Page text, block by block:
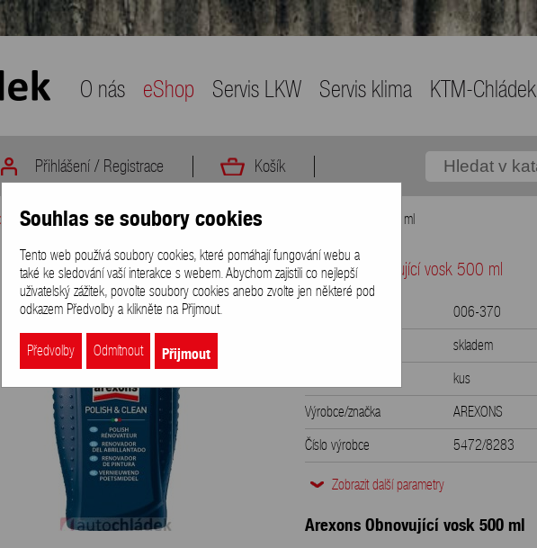
O nás eShop Servis LKW Servis klima KTM-Chládek
Přihlášení / Registrace Košík
>Autokosmetika - exteriér> Leštěnky a vosky>Arexons Obnovující vosk 500 ml
Arexons Obnovující vosk 500 ml
006-370
skladem
kus
Výrobce/značka
AREXONS
Číslo výrobce
5472/8283
HmotnostZobrazit další parametry
Arexons Obnovující vosk 500 ml
Souhlas se soubory cookies
Tento web používá soubory cookies, které pomáhají fungování webu a
také ke sledování vaší interakce s webem. Abychom zajistili co nejlepší
uživatelský zážitek, povolte soubory cookies anebo zvolte jen některé pod
odkazem Předvolby a klikněte na Přijmout.
Předvolby Odmítnout Přijmout